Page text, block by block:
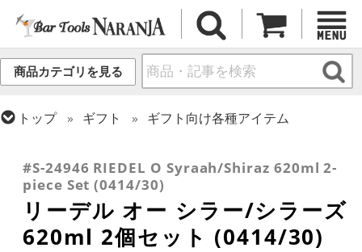
商品カテゴリを見る
トップ ギフト
ギフト向け各種アイテム
ワイングラス
#S-24946 RIEDEL O Syraah/Shiraz 620ml 2-
piece Set (0414/30)
リーデル オー シラー/シラーズ
620ml 2個セット (0414/30)